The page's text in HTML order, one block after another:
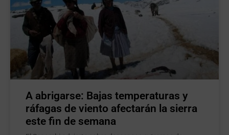
A abrigarse: Bajas temperaturas y
ráfagas de viento afectarán la sierra
este fin de semana